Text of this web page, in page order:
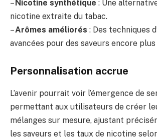
– Nicotine synthétique : Une
nicotine extraite du tabac.
–Arômes améliorés : Des techniques
avancées pour des saveurs encore
Personnalisation accrue
L’avenir pourrait voir l’émergence de
permettant aux utilisateurs de créer
mélanges sur mesure, ajustant
les saveurs et les taux de nicotine